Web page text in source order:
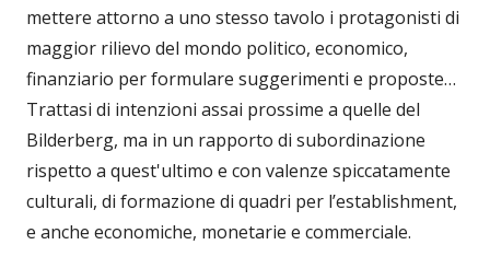
mettere attorno a uno stesso tavolo i protagonisti di
maggior rilievo del mondo politico, economico,
finanziario per formulare suggerimenti e proposte…
Trattasi di intenzioni assai prossime a quelle del
Bilderberg, ma in un rapporto di subordinazione
rispetto a quest'ultimo e con valenze spiccatamente
culturali, di formazione di quadri per l’establishment,
e anche economiche, monetarie e commerciale.